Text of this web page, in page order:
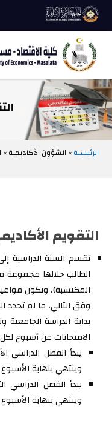
الرئيسية» الشؤون الأكاديمية »
التقويم
تقسم السنة الدراسية
الطالب خلالها مجموعة
المكتسبة)، وتكون
وفق التالي، ما لم تحدد
بداية الدراسة
الامتحانات عن أسبوع
يبدأ الفصل الدراسي
وينتهي بنهاية
يبدأ الفصل الدراسي
وينتهي بنهاية